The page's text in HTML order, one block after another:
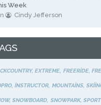
Week
Cindy Jefferson
EXTREME FREERIDE
INSTRUCTOR MOUNTAINS
SNOWBOARD SNOWPARK SPORT